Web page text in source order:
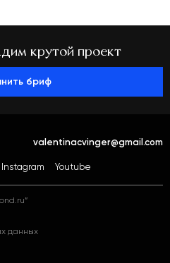
крутой проект
бриф
valentinacvinger@gmail.com
данных
Instagram Youtube